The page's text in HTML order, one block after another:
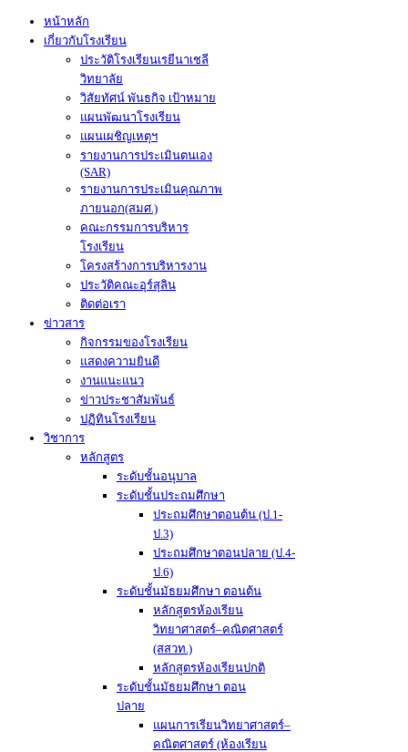
หน้าหลัก
เกี่ยวกับโรงเรียน
ประวัติโรงเรียนเรยีนาเชลี
วิทยาลัย
วิสัยทัศน์ พันธกิจ เป้าหมาย
แผนพัฒนาโรงเรียน
แผนเผชิญเหตุฯ
รายงานการประเมินตนเอง
(SAR)
รายงานการประเมินคุณภาพ
ภายนอก(สมศ.)
คณะกรรมการบริหาร
โรงเรียน
โครงสร้างการบริหารงาน
ประวัติคณะอุร์สุลิน
ติดต่อเรา
ข่าวสาร
กิจกรรมของโรงเรียน
แสดงความยินดี
งานแนะแนว
ข่าวประชาสัมพันธ์
ปฏิทินโรงเรียน
วิชาการ
หลักสูตร
ระดับชั้นอนุบาล
ระดับชั้นประถมศึกษา
ประถมศึกษาตอนต้น (ป.1-
ป.3)
ประถมศึกษาตอนปลาย (ป.4-
ป.6)
ระดับชั้นมัธยมศึกษา ตอนต้น
หลักสูตรห้องเรียน
วิทยาศาสตร์–คณิตศาสตร์
(สสวท.)
หลักสูตรห้องเรียนปกติ
ระดับชั้นมัธยมศึกษา ตอน
ปลาย
แผนการเรียนวิทยาศาสตร์–
คณิตศาสตร์ (ห้องเรียน